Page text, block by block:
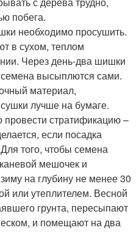
побега.
необходимо просушить.
в сухом, теплом
Через день-два шишки
семена высыплются сами.
материал,
лучше на бумаге.
стратификацию –
если посадка
того, чтобы семена
мешочек и
на глубину не менее 30
или утеплителем. Весной
грунта, пересыпают
и помещают на два